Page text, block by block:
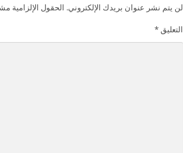
لن يتم نشر عنوان بريدك الإلكتروني. الحقول الإلزامية
التعليق*